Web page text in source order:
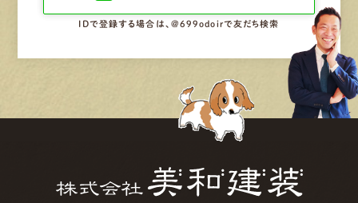
IDで登録する場合は、@699odoirで友だち検索